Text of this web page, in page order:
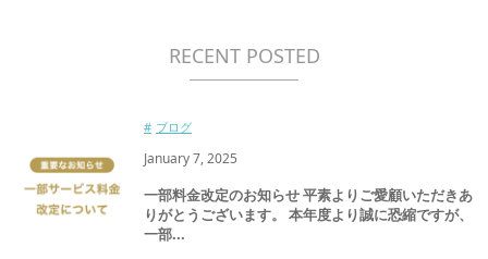
RECENT POSTED
ブログ
January7,2025
一部料金改定のお知らせ 平素よりご愛顧いただきあ
りがとうございます。 本年度より誠に恐縮ですが、
一部...